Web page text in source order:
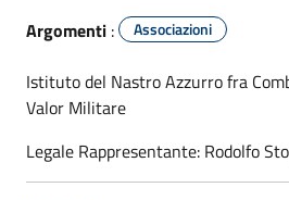
Argomenti : Associazioni
Istituto del Nastro Azzurro fra
Valor Militare
Legale Rappresentante: Rodolfo